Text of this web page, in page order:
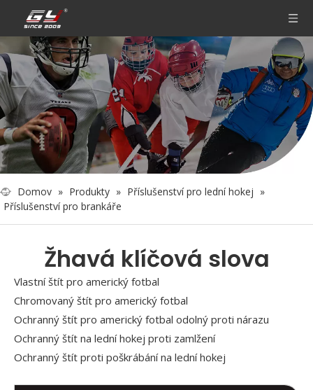
Domov » Produkty » Příslušenství pro lední hokej »
Příslušenství pro brankáře
Žhavá klíčová slova
Vlastní štít pro americký fotbal
Chromovaný štít pro americký fotbal
Ochranný štít pro americký fotbal odolný proti nárazu
Ochranný štít na lední hokej proti zamlžení
Ochranný štít proti poškrábání na lední hokej